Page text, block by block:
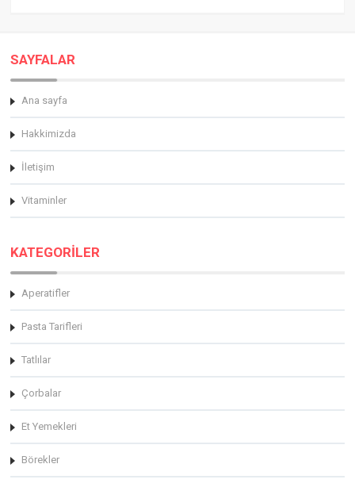
SAYFALAR
Ana sayfa
Hakkimizda
İletişim
Vitaminler
KATEGORİLER
Aperatifler
Pasta Tarifleri
Tatlılar
Çorbalar
Et Yemekleri
Börekler